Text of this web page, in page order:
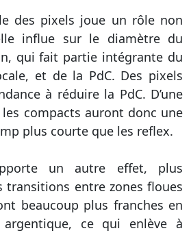
des pixels joue un rôle non
influe sur le diamètre du
qui fait partie intégrante du
et de la PdC. Des pixels
à réduire la PdC. D’une
compacts auront donc une
plus courte que les reflex.
un autre effet, plus
transitions entre zones floues
beaucoup plus franches en
argentique, ce qui enlève à